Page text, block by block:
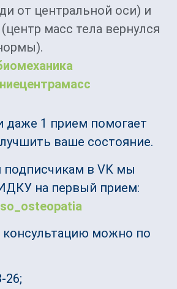
от центральной оси) и
масс тела вернулся
даже 1 прием помогает
ваше состояние.
в VK мы
на первый прием:
консультацию можно по
26;